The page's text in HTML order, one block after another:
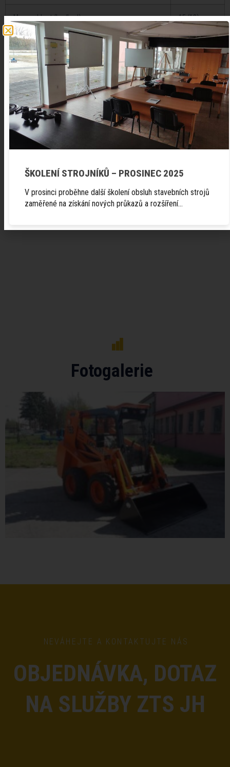
Max. rychlost (km/hod) 15 (19)
Prospekt
katalogový list - Locust, L753
Fotogalerie
NEVÁHEJTE A KONTAKTUJTE NÁS
OBJEDNÁVKA, DOTAZ
NA SLUŽBY ZTS JH
ŠKOLENÍ STROJNÍKŮ – PROSINEC 2025
V prosinci proběhne další školení obsluh stavebních strojů
zaměřené na získání nových průkazů a rozšíření…